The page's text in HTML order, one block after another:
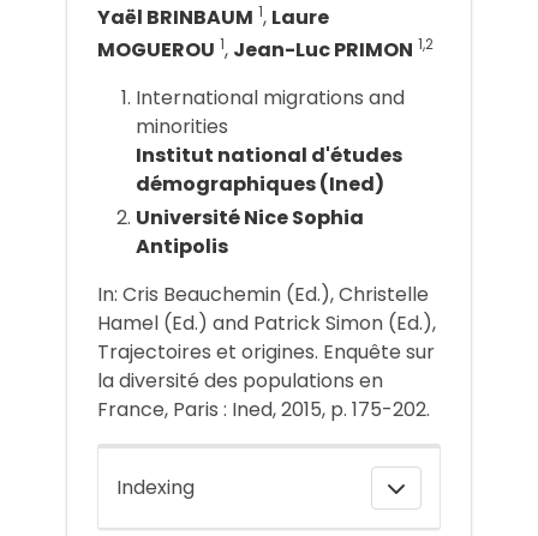
Yaël BRINBAUM 1, Laure
MOGUEROU 1, Jean-Luc PRIMON 1,2
International migrations and
minorities
Institut national d'études
démographiques (Ined)
Université Nice Sophia
Antipolis
In: Cris Beauchemin (Ed.), Christelle
Hamel (Ed.) and Patrick Simon (Ed.),
Trajectoires et origines. Enquête sur
la diversité des populations en
France, Paris : Ined, 2015, p. 175-202.
Indexing